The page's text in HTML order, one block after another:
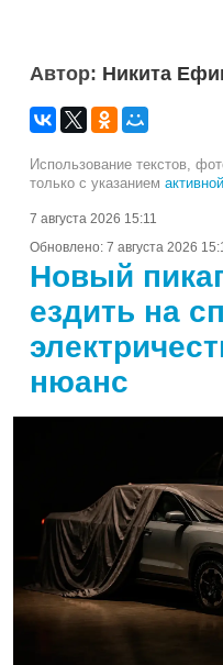
Автор: Никита
Использование текстов,
только с указанием
7 августа 2026 15:11
Обновлено: 7 августа 2026
Новый
ездить на
нюанс